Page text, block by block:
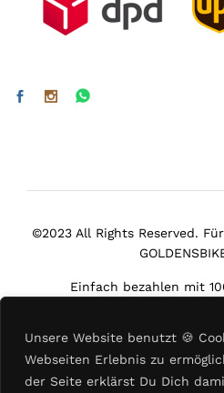
Unsere Website benutzt 🍪
Webseiten Erlebnis zu
der Seite erklärst Du Dich
©2023 All Rights Reserved.
Einfach bezahlen mit